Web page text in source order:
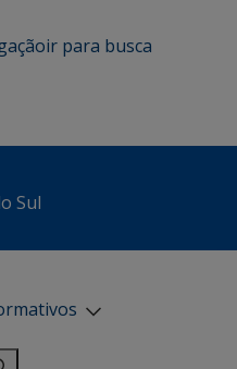
ir para busca
Sul